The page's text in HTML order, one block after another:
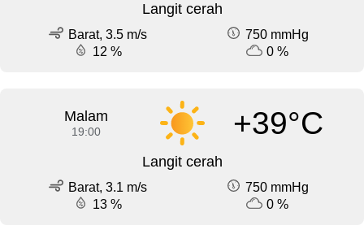
Langit cerah
Barat, 3.5 m/s
750 mmHg
12 %
0 %
Malam
19:00 +39°C
Langit cerah
Barat, 3.1 m/s
750 mmHg
13 %
0 %